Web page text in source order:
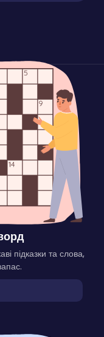
підказки та слова,